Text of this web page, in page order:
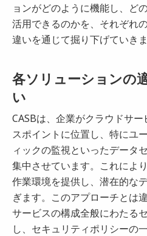
ョンがどのように機能し、ど
活用できるのかを、それぞれ
違いを通じて掘り下げていきま
各ソリューションの
い
CASBは、企業がクラウドサ
スポイントに位置し、特にユ
ィックの監視といったデータ
集中させています。これによ
作業環境を提供し、潜在的な
ぎます。このアプローチとは
サービスの構成全般にわたる
し、セキュリティポリシーの